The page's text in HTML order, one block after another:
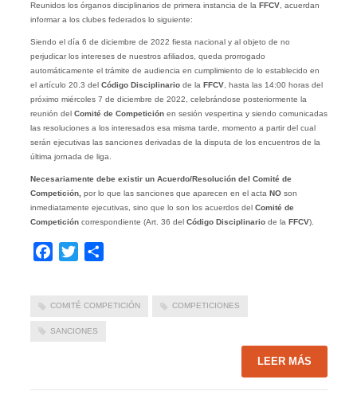
Reunidos los órganos disciplinarios de primera instancia de la FFCV, acuerdan
informar a los clubes federados lo siguiente:
Siendo el día 6 de diciembre de 2022 fiesta nacional y al objeto de no
perjudicar los intereses de nuestros afiliados, queda prorrogado
automáticamente el trámite de audiencia en cumplimiento de lo establecido en
el artículo 20.3 del Código Disciplinariode la FFCV, hasta las 14:00 horas del
próximo miércoles 7 de diciembre de 2022, celebrándose posteriormente la
reunión del Comité de Competiciónen sesión vespertina y siendo comunicadas
las resoluciones a los interesados esa misma tarde, momento a partir del cual
serán ejecutivas las sanciones derivadas de la disputa de los encuentros de la
última jornada de liga.
Necesariamente debe existir un Acuerdo/Resolución del Comité de
Competición, por lo que las sanciones que aparecen en el acta NO son
inmediatamente ejecutivas, sino que lo son los acuerdos del Comité de
Competicióncorrespondiente (Art. 36 del Código Disciplinariode la FFCV).
Facebook
Twitter
COMITÉ COMPETICIÓN COMPETICIONES
SANCIONES
LEER MÁS